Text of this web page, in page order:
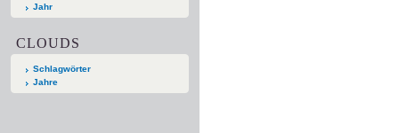
Jahr
CLOUDS
Schlagwörter
Jahre